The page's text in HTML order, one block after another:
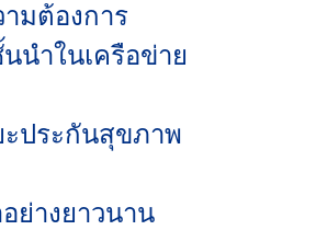
มต้องการ
นำในเครือข่าย
ประกันสุขภาพ
ย่างยาวนาน